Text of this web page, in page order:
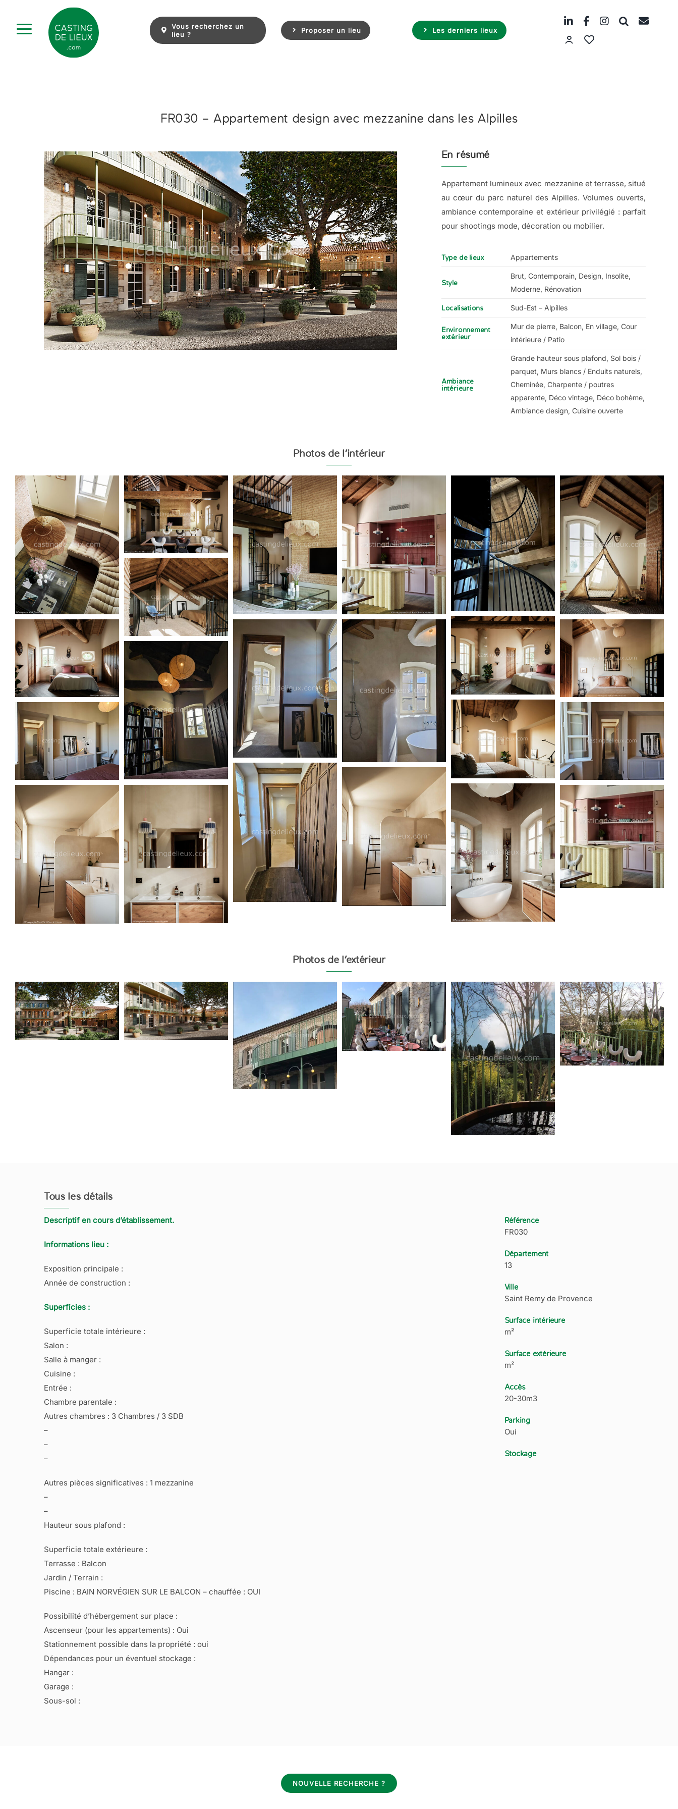
content
Vous recherchez un
lieu ?
Proposer un lieu Les derniers lieux
FR030 – Appartement design avec mezzanine dans les Alpilles
En résumé
Appartement lumineux avec mezzanine et terrasse, situé
au cœur du parc naturel des Alpilles. Volumes ouverts,
ambiance contemporaine et extérieur privilégié : parfait
pour shootings mode, décoration ou mobilier.
Type de lieux Appartements
Style
Brut, Contemporain, Design, Insolite,
Moderne, Rénovation
Localisations Sud-Est – Alpilles
Environnement
extérieur
Mur de pierre, Balcon, En village, Cour
intérieure / Patio
Ambiance
intérieure
Grande hauteur sous plafond, Sol bois /
parquet, Murs blancs / Enduits naturels,
Cheminée, Charpente / poutres
apparente, Déco vintage, Déco bohème,
Ambiance design, Cuisine ouverte
Photos de l’intérieur
Photos de l’extérieur
Tous les détails
Descriptif en cours d’établissement.
Informations lieu :
Exposition principale :
Année de construction :
Superficies :
Superficie totale intérieure :
Salon :
Salle à manger :
Cuisine :
Entrée :
Chambre parentale :
Autres chambres : 3 Chambres / 3 SDB
–
–
–
Autres pièces significatives : 1 mezzanine
–
–
Hauteur sous plafond :
Superficie totale extérieure :
Terrasse : Balcon
Jardin / Terrain :
Piscine : BAIN NORVÉGIEN SUR LE BALCON – chauffée : OUI
Possibilité d’hébergement sur place :
Ascenseur (pour les appartements) : Oui
Stationnement possible dans la propriété : oui
Dépendances pour un éventuel stockage :
Hangar :
Garage :
Sous-sol :
Référence
FR030
Département
13
Ville
Saint Remy de Provence
Surface intérieure
m²
Surface extérieure
m²
Accès
20-30m3
Parking
Oui
Stockage
NOUVELLE RECHERCHE ?